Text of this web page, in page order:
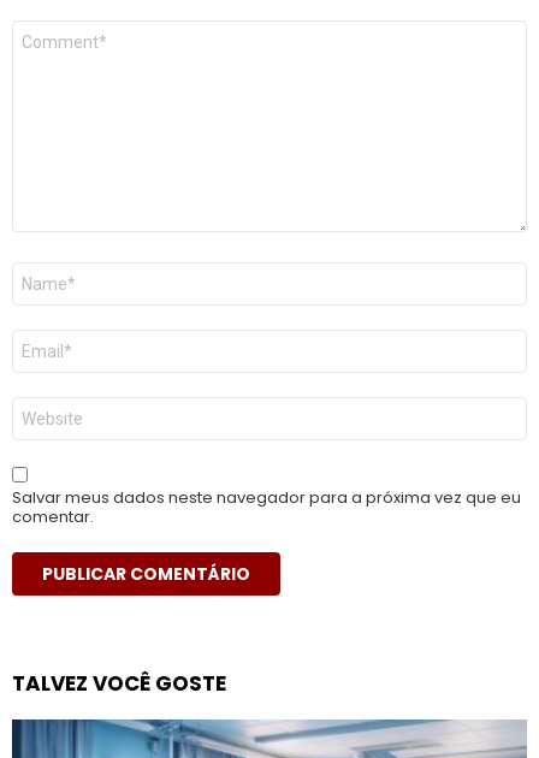
Comentário
Nome
E-
mail
*
Site
Salvar meus dados neste navegador para a próxima vez que eu
comentar.
TALVEZ VOCÊ GOSTE